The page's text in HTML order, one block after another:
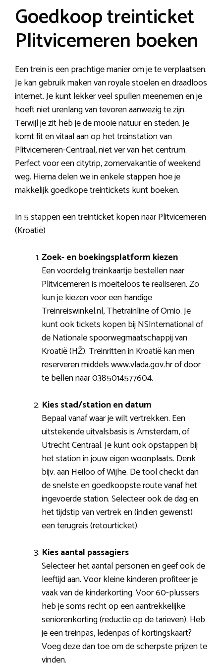
Goedkoop treinticket
Plitvicemeren boeken
Een trein is een prachtige manier om je te verplaatsen.
Je kan gebruik maken van royale stoelen en draadloos
internet. Je kunt lekker veel spullen meenemen en je
hoeft niet urenlang van tevoren aanwezig te zijn.
Terwijl je zit heb je de mooie natuur en steden. Je
komt fit en vitaal aan op het treinstation van
Plitvicemeren-Centraal, niet ver van het centrum.
Perfect voor een citytrip, zomervakantie of weekend
weg. Hierna delen we in enkele stappen hoe je
makkelijk goedkope treintickets kunt boeken.
In 5 stappen een treinticket kopen naar Plitvicemeren
(Kroatië)
Zoek- en boekingsplatform kiezen
Een voordelig treinkaartje bestellen naar
Plitvicemeren is moeiteloos te realiseren. Zo
kun je kiezen voor een handige
Treinreiswinkel.nl, Thetrainline of Omio. Je
kunt ook tickets kopen bij NSInternational of
de Nationale spoorwegmaatschappij van
Kroatië (HŽ). Treinritten in Kroatië kan men
reserveren middels www.vlada.gov.hr of door
te bellen naar 0385014577604.
Kies stad/station en datum
Bepaal vanaf waar je wilt vertrekken. Een
uitstekende uitvalsbasis is Amsterdam, of
Utrecht Centraal. Je kunt ook opstappen bij
het station in jouw eigen woonplaats. Denk
bijv. aan Heiloo of Wijhe. De tool checkt dan
de snelste en goedkoopste route vanaf het
ingevoerde station. Selecteer ook de dag en
het tijdstip van vertrek en (indien gewenst)
een terugreis (retourticket).
Kies aantal passagiers
Selecteer het aantal personen en geef ook de
leeftijd aan. Voor kleine kinderen profiteer je
vaak van de kinderkorting. Voor 60-plussers
heb je soms recht op een aantrekkelijke
seniorenkorting (reductie op de tarieven). Heb
je een treinpas, ledenpas of kortingskaart?
Voeg deze dan toe om de scherpste prijzen te
vinden.